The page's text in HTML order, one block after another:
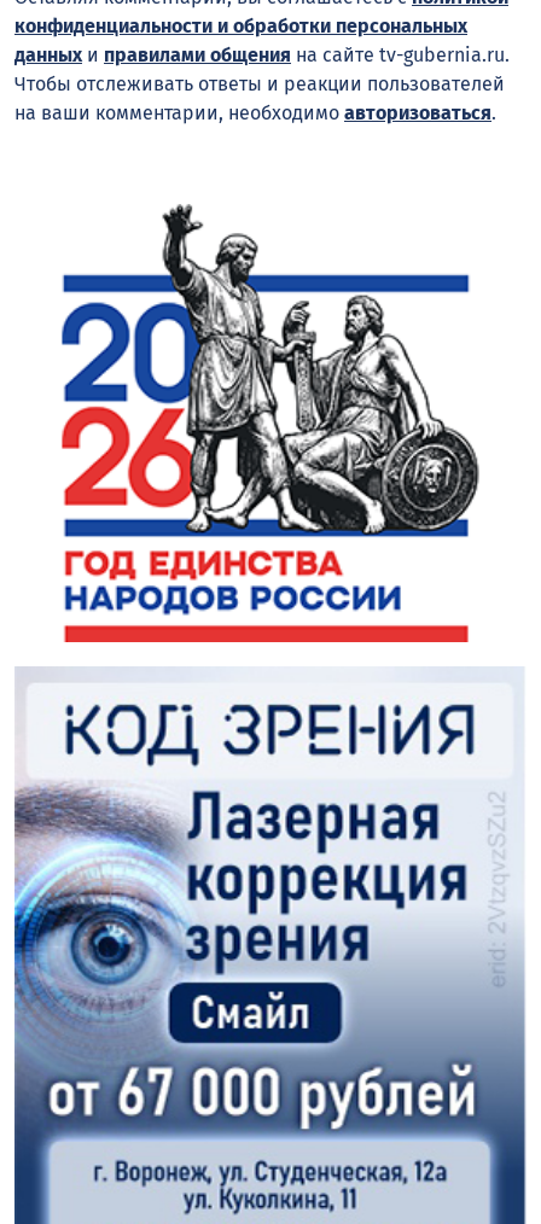
конфиденциальности и обработки персональных
данныхи правилами общения на сайте tv-gubernia.ru.
Чтобы отслеживать ответы и реакции пользователей
на ваши комментарии, необходимо авторизоваться.